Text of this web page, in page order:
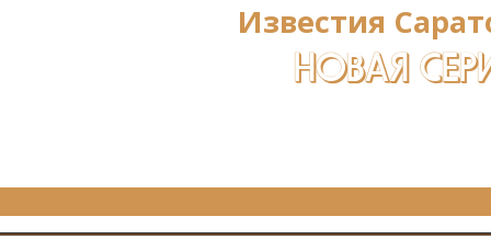
Известия
НОВАЯ